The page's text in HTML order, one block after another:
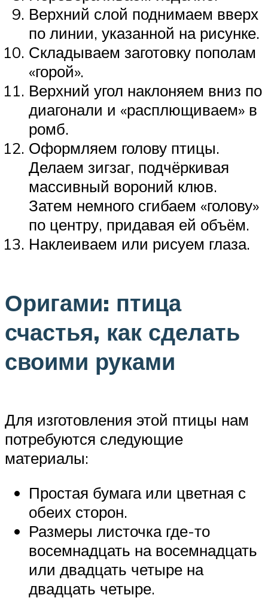
Верхний слой поднимаем вверх
по линии, указанной на рисунке.
Складываем заготовку пополам
«горой».
Верхний угол наклоняем вниз по
диагонали и «расплющиваем» в
ромб.
Оформляем голову птицы.
Делаем зигзаг, подчёркивая
массивный вороний клюв.
Затем немного сгибаем «голову»
по центру, придавая ей объём.
Наклеиваем или рисуем глаза.
Оригами: птица
счастья, как сделать
своими руками
Для изготовления этой птицы нам
потребуются следующие
материалы:
Простая бумага или цветная с
обеих сторон.
Размеры листочка где-то
восемнадцать на восемнадцать
или двадцать четыре на
двадцать четыре.